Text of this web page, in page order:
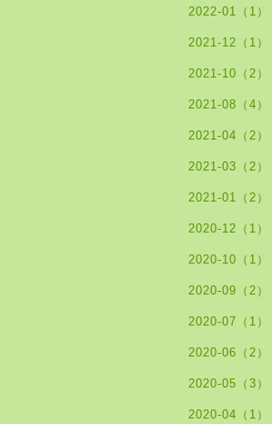
2022-01（1）
2021-12（1）
2021-10（2）
2021-08（4）
2021-04（2）
2021-03（2）
2021-01（2）
2020-12（1）
2020-10（1）
2020-09（2）
2020-07（1）
2020-06（2）
2020-05（3）
2020-04（1）